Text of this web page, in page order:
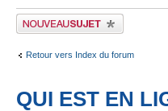
Publier un nouveau sujet
Retour vers Index du forum
QUI EST EN